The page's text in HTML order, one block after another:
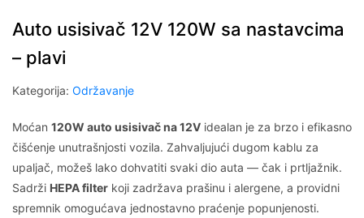
Auto usisivač 12V 120W sa nastavcima
– plavi
Kategorija: Održavanje
Moćan 120W auto usisivač na 12V idealan je za brzo i efikasno
čišćenje unutrašnjosti vozila. Zahvaljujući dugom kablu za
upaljač, možeš lako dohvatiti svaki dio auta — čak i prtljažnik.
Sadrži HEPA filter koji zadržava prašinu i alergene, a providni
spremnik omogućava jednostavno praćenje popunjenosti.